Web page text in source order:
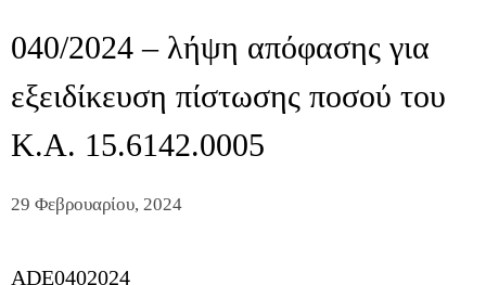
040/2024 – λήψη απόφασης για
εξειδίκευση πίστωσης ποσού του
Κ.Α. 15.6142.0005
29 Φεβρουαρίου, 2024
ADE0402024